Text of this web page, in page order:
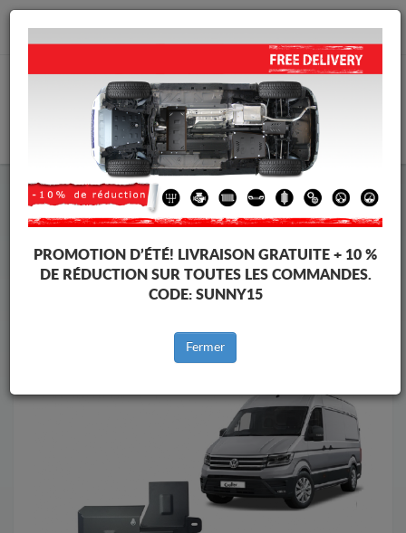
info@cachesousmoteur.fr
Cache Sous Moteur Volkswagen
Cache Sous Moteur Volkswagen Crafter
Marques
PROMOTION D’ÉTÉ! LIVRAISON GRATUITE + 10 %
DE RÉDUCTION SUR TOUTES LES COMMANDES.
CODE: SUNNY15
Fermer